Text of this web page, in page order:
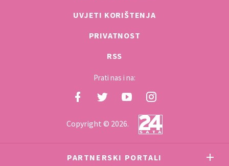
UVJETI KORIŠTENJA
PRIVATNOST
RSS
Prati nas i na:
Copyright © 2026.
PARTNERSKI PORTALI